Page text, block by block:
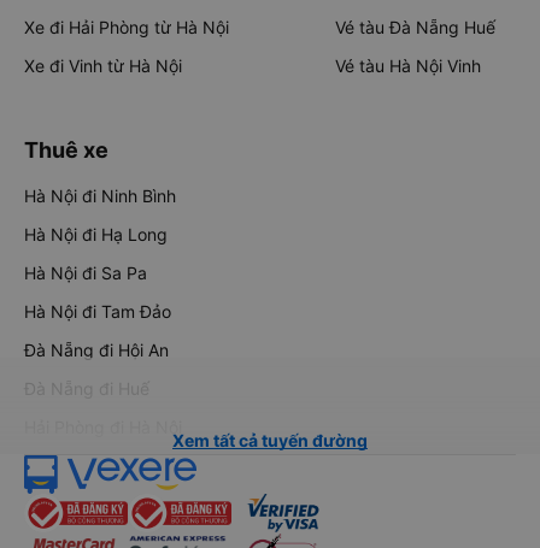
Xe đi Hải Phòng từ Hà Nội
Xe đi Vinh từ Hà Nội
Vé tàu Đà Nẵng Huế
Vé tàu Hà Nội Vinh
Thuê xe
Hà Nội đi Ninh Bình
Hà Nội đi Hạ Long
Hà Nội đi Sa Pa
Hà Nội đi Tam Đảo
Đà Nẵng đi Hội An
Đà Nẵng đi Huế
Xem tất cả tuyến đường